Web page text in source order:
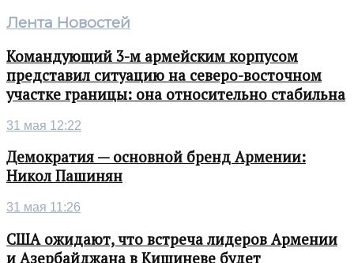
Лента Новостей
Командующий 3-м армейским корпусом
представил ситуацию на северо-восточном
участке границы: она относительно стабильна
31 мая 12:22
Демократия — основной бренд Армении:
Никол Пашинян
31 мая 11:26
США ожидают, что встреча лидеров Армении
и Азербайджана в Кишиневе будет